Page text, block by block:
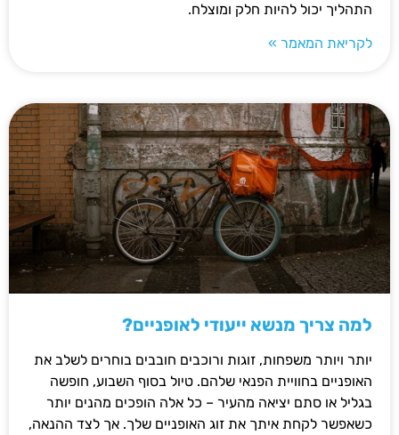
התהליך יכול להיות חלק ומוצלח.
לקריאת המאמר »
למה צריך מנשא ייעודי לאופניים?
יותר ויותר משפחות, זוגות ורוכבים חובבים בוחרים לשלב את
האופניים בחוויית הפנאי שלהם. טיול בסוף השבוע, חופשה
בגליל או סתם יציאה מהעיר – כל אלה הופכים מהנים יותר
כשאפשר לקחת איתך את זוג האופניים שלך. אך לצד ההנאה,